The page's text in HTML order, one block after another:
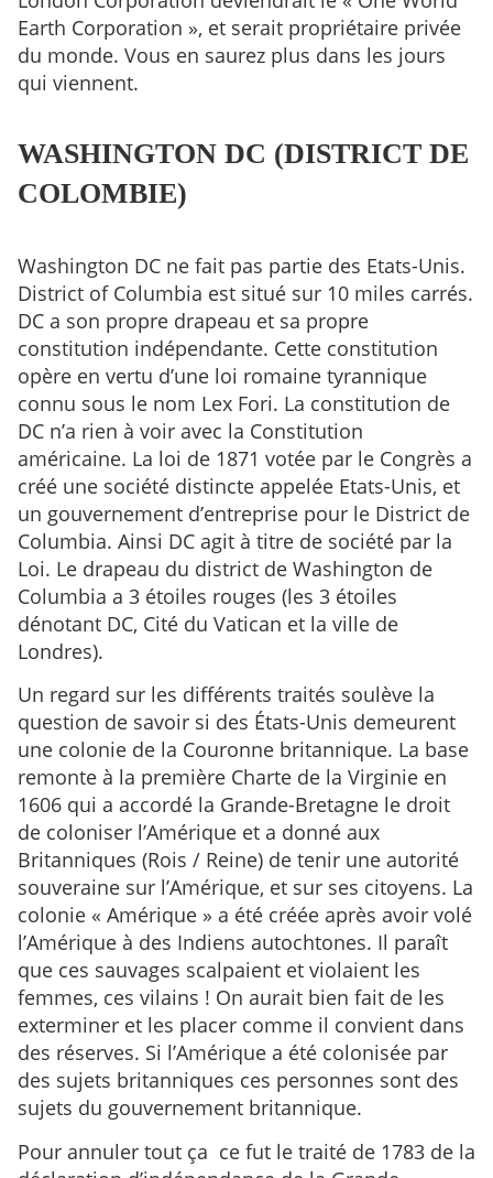
Earth Corporation », et serait propriétaire privée
du monde. Vous en saurez plus dans les jours
qui viennent.
WASHINGTON DC (DISTRICT DE
COLOMBIE)
Washington DC ne fait pas partie des Etats-Unis.
District of Columbia est situé sur 10 miles carrés.
DC a son propre drapeau et sa propre
constitution indépendante. Cette constitution
opère en vertu d’une loi romaine tyrannique
connu sous le nom Lex Fori. La constitution de
DC n’a rien à voir avec la Constitution
américaine. La loi de 1871 votée par le Congrès a
créé une société distincte appelée Etats-Unis, et
un gouvernement d’entreprise pour le District de
Columbia. Ainsi DC agit à titre de société par la
Loi. Le drapeau du district de Washington de
Columbia a 3 étoiles rouges (les 3 étoiles
dénotant DC, Cité du Vatican et la ville de
Londres).
Un regard sur les différents traités soulève la
question de savoir si des États-Unis demeurent
une colonie de la Couronne britannique. La base
remonte à la première Charte de la Virginie en
1606 qui a accordé la Grande-Bretagne le droit
de coloniser l’Amérique et a donné aux
Britanniques (Rois / Reine) de tenir une autorité
souveraine sur l’Amérique, et sur ses citoyens. La
colonie « Amérique » a été créée après avoir volé
l’Amérique à des Indiens autochtones. Il paraît
que ces sauvages scalpaient et violaient les
femmes, ces vilains ! On aurait bien fait de les
exterminer et les placer comme il convient dans
des réserves. Si l’Amérique a été colonisée par
des sujets britanniques ces personnes sont des
sujets du gouvernement britannique.
Pour annuler tout ça ce fut le traité de 1783 de la